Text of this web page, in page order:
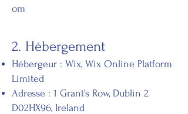
om
2. Hébergement
Hébergeur : Wix, Wix Online Platform
Limited
Adresse : 1 Grant’s Row, Dublin 2
D02HX96, Ireland